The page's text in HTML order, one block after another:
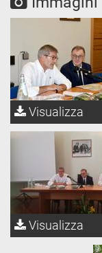
Visualizza
Visualizza